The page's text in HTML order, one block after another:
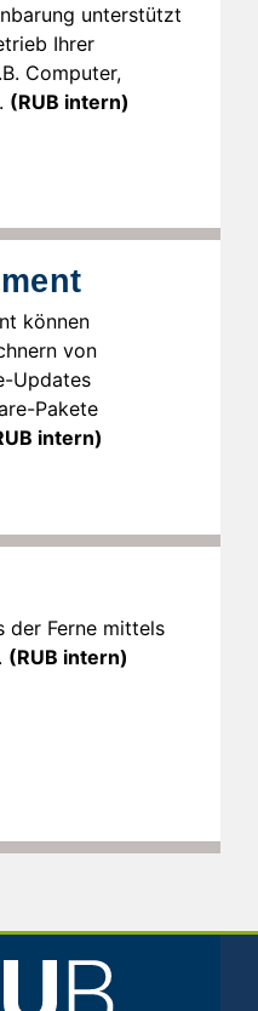
unterstützt
Ihrer
Computer,
(RUB intern)
können
von
Updates
Pakete
intern)
der Ferne mittels
(RUB intern)